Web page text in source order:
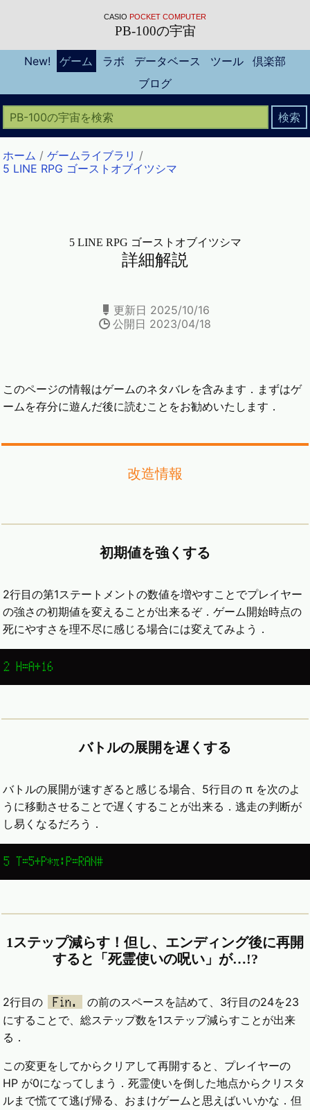
CASIO POCKET COMPUTER
PB-100の宇宙
New! ゲーム ラボ データベース ツール
倶楽部
ブログ
ホーム /ゲームライブラリ /
5 LINE RPG ゴーストオブイツシマ
5 LINE RPG ゴーストオブイツシマ
詳細解説
更新日 2025/10/16
公開日 2023/04/18
このページの情報はゲームのネタバレを含みます．まずはゲ
ームを存分に遊んだ後に読むことをお勧めいたします．
改造情報
初期値を強くする
2行目の第1ステートメントの数値を増やすことでプレイヤー
の強さの初期値を変えることが出来るぞ．ゲーム開始時点の
死にやすさを理不尽に感じる場合には変えてみよう．
2 H=A+16
バトルの展開を遅くする
バトルの展開が速すぎると感じる場合、5行目の π を次のよ
うに移動させることで遅くすることが出来る．逃走の判断が
し易くなるだろう．
5 T=5+P*π:P=RAN#
1ステップ減らす！但し、エンディング後に再開
すると「死霊使いの呪い」が…!?
2行目の Fin.
の前のスペースを詰めて、3行目の24を23
にすることで、総ステップ数を1ステップ減らすことが出来
る．
この変更をしてからクリアして再開すると、プレイヤーの
HP が0になってしまう．死霊使いを倒した地点からクリスタ
ルまで慌てて逃げ帰る、おまけゲームと思えばいいかな．但